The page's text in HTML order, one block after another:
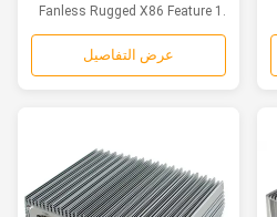
Fanless Rugged X86 Feature 1.
Aluminium alloy...
عرض التفاصيل